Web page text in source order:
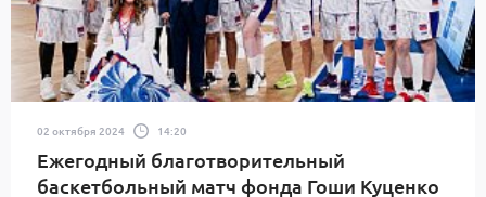
02 октября 2024 14:20
Ежегодный благотворительный
баскетбольный матч фонда Гоши Куценко